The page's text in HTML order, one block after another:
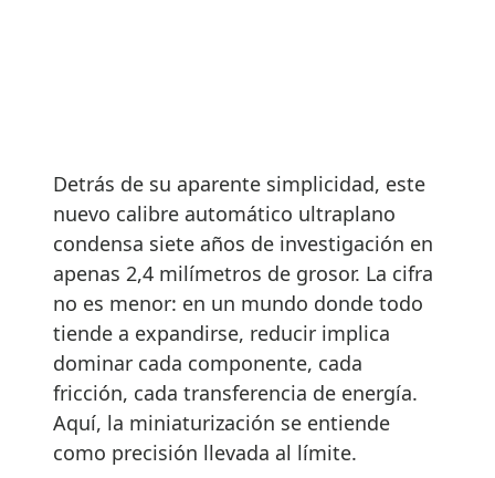
Detrás de su aparente simplicidad, este
nuevo calibre automático ultraplano
condensa siete años de investigación en
apenas 2,4 milímetros de grosor. La cifra
no es menor: en un mundo donde todo
tiende a expandirse, reducir implica
dominar cada componente, cada
fricción, cada transferencia de energía.
Aquí, la miniaturización se entiende
como precisión llevada al límite.